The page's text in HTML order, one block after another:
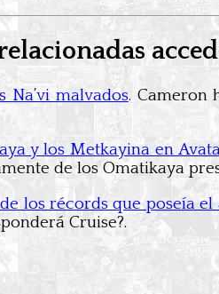
malvados. Cameron
y los Metkayina en
de los Omatikaya
los récords que poseía
Cruise?.